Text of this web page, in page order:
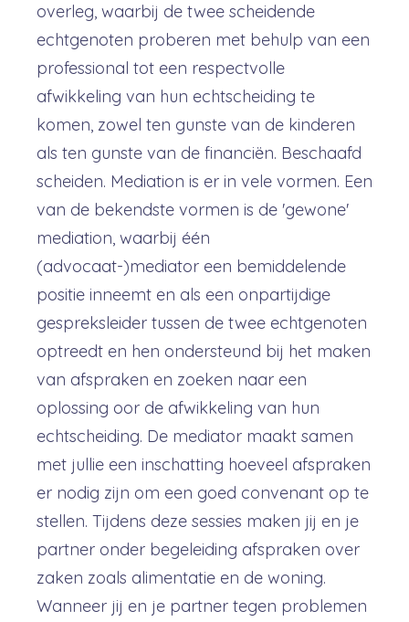
overleg, waarbij de twee scheidende
echtgenoten proberen met behulp van een
professional tot een respectvolle
afwikkeling van hun echtscheiding te
komen, zowel ten gunste van de kinderen
als ten gunste van de financiën. Beschaafd
scheiden. Mediation is er in vele vormen. Een
van de bekendste vormen is de 'gewone'
mediation, waarbij één
(advocaat-)mediator een bemiddelende
positie inneemt en als een onpartijdige
gespreksleider tussen de twee echtgenoten
optreedt en hen ondersteund bij het maken
van afspraken en zoeken naar een
oplossing oor de afwikkeling van hun
echtscheiding. De mediator maakt samen
met jullie een inschatting hoeveel afspraken
er nodig zijn om een goed convenant op te
stellen. Tijdens deze sessies maken jij en je
partner onder begeleiding afspraken over
zaken zoals alimentatie en de woning.
Wanneer jij en je partner tegen problemen